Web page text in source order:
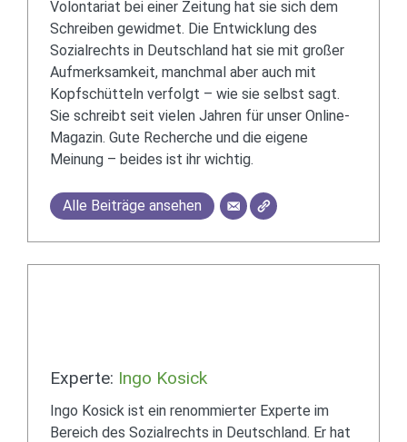
Volontariat bei einer Zeitung hat sie sich dem
Schreiben gewidmet. Die Entwicklung des
Sozialrechts in Deutschland hat sie mit großer
Aufmerksamkeit, manchmal aber auch mit
Kopfschütteln verfolgt – wie sie selbst sagt.
Sie schreibt seit vielen Jahren für unser Online-
Magazin. Gute Recherche und die eigene
Meinung – beides ist ihr wichtig.
Alle Beiträge ansehen
Experte: Ingo Kosick
Ingo Kosick ist ein renommierter Experte im
Bereich des Sozialrechts in Deutschland. Er hat